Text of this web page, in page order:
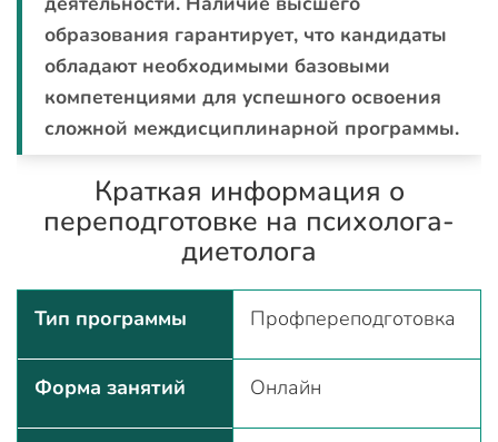
образования гарантирует, что кандидаты
обладают необходимыми базовыми
компетенциями для успешного освоения
сложной междисциплинарной программы.
Краткая информация о
переподготовке на психолога-
диетолога
Тип программы Профпереподготовка
Форма занятий Онлайн